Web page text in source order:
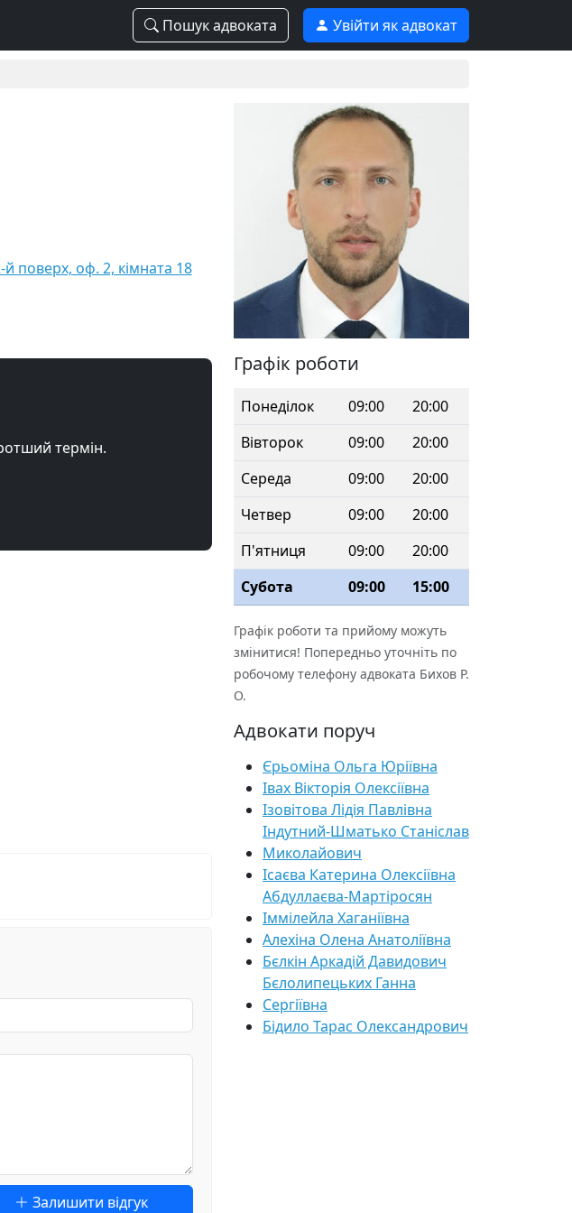
Пошук адвоката Увійти як адвокат
поверх, оф. 2, кімната 18
термін.
Залишити відгук
Графік роботи
Понеділок 09:00
20:00
Вівторок
09:00
20:00
Середа
09:00
20:00
Четвер
09:00
20:00
П'ятниця
09:00
20:00
Субота
09:00 15:00
Графік роботи та прийому можуть
змінитися! Попередньо уточніть по
робочому телефону адвоката Бихов Р.
О.
Адвокати поруч
Єрьоміна Ольга Юріївна
Івах Вікторія Олексіївна
Ізовітова Лідія Павлівна
Індутний-Шматько Станіслав
Миколайович
Ісаєва Катерина Олексіївна
Абдуллаєва-Мартіросян
Іммілейла Хаганіївна
Алехіна Олена Анатоліївна
Бєлкін Аркадій Давидович
Бєлолипецьких Ганна
Сергіївна
Бідило Тарас Олександрович